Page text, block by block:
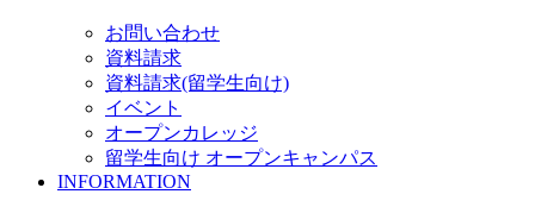
お問い合わせ
資料請求
資料請求(留学生向け)
イベント
オープンカレッジ
留学生向け オープンキャンパス
INFORMATION